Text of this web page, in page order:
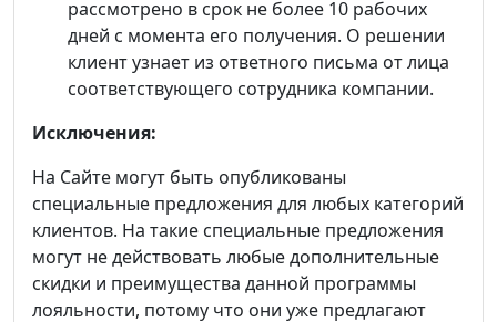
рассмотрено в срок не более 10 рабочих
дней с момента его получения. О решении
клиент узнает из ответного письма от лица
соответствующего сотрудника компании.
Исключения:
На Сайте могут быть опубликованы
специальные предложения для любых категорий
клиентов. На такие специальные предложения
могут не действовать любые дополнительные
скидки и преимущества данной программы
лояльности, потому что они уже предлагают